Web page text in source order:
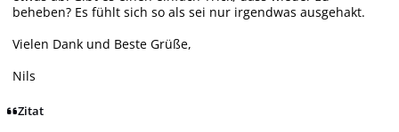
beheben? Es fühlt sich so als sei nur irgendwas ausgehakt.
Vielen Dank und Beste Grüße,
Nils
Zitat